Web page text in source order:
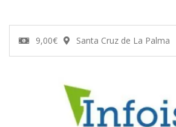
9,00€ Santa Cruz de La Palma